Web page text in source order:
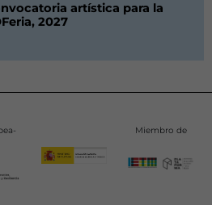
artística para la
2027
Miembro de